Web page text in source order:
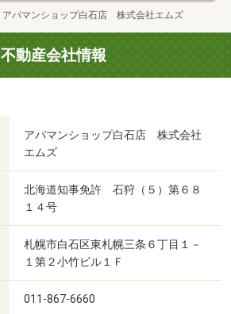
アパマンショップ白石店 株式会社エムズ
不動産会社情報
アパマンショップ白石店 株式会社
エムズ
北海道知事免許 石狩（５）第６８
１４号
札幌市白石区東札幌三条６丁目１－
１第２小竹ビル１Ｆ
011-867-6660